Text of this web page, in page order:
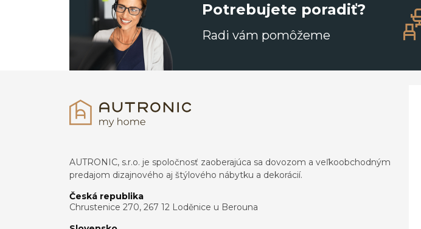
Potrebujete poradiť?
Radi vám pomôžeme
AUTRONIC, s.r.o. je spoločnosť zaoberajúca sa dovozom a veľkoobchodným
predajom dizajnového aj štýlového nábytku a dekorácií.
Česká republika
Chrustenice 270, 267 12 Loděnice u Berouna